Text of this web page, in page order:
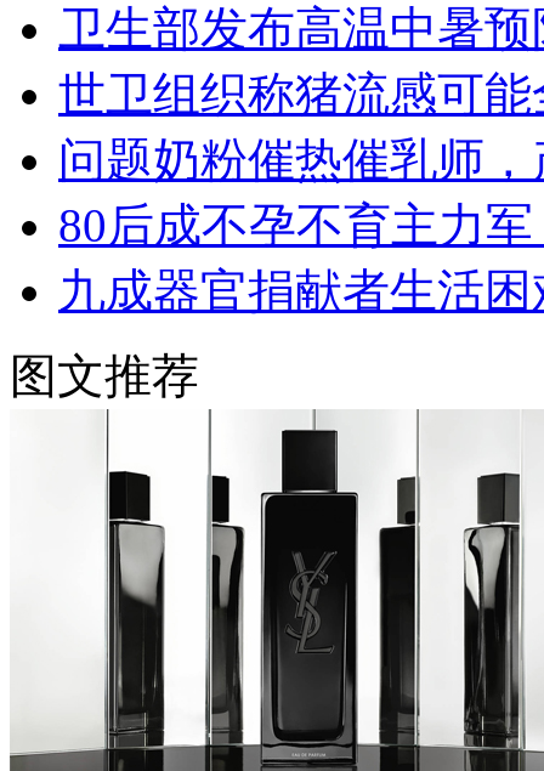
卫生部发布高温中暑
世卫组织称猪流感可
问题奶粉催热催乳师
80后成不孕不育主力
九成器官捐献者生活
图文推荐